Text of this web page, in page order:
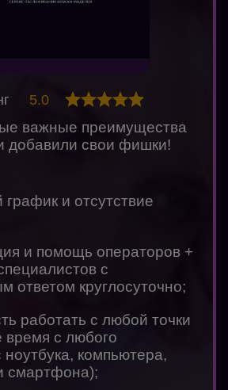
важные преимущества
добавили свои фишки!
и отсутствие
и помощь операторов +
с
ответом круглосуточно;
работать с любой точки
с любого
ноутбука, компьютера,
смартфона);
5.0